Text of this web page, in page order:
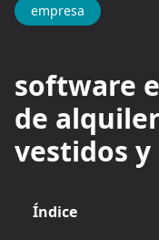
empresa
software
de
vestidos
Índice